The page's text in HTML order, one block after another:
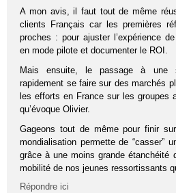
A mon avis, il faut tout de même
clients Français car les premières
proches : pour ajuster l’expérience
en mode pilote et documenter le ROI.
Mais ensuite, le passage à une
rapidement se faire sur des marchés
les efforts en France sur les groupes
qu’évoque Olivier.
Gageons tout de même pour finir
mondialisation permette de “casser”
grâce à une moins grande étanchéité
mobilité de nos jeunes ressortissants
Répondre ici